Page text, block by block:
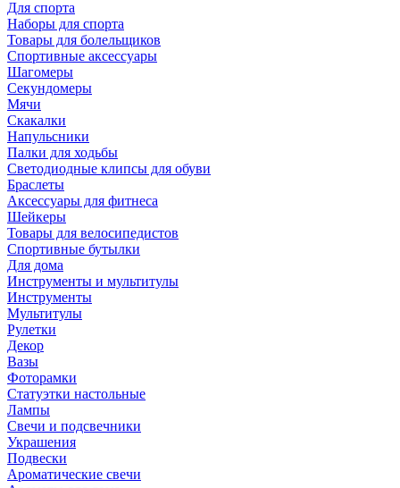
Для спорта
Наборы для спорта
Товары для болельщиков
Спортивные аксессуары
Шагомеры
Секундомеры
Мячи
Скакалки
Напульсники
Палки для ходьбы
Светодиодные клипсы для обуви
Браслеты
Аксессуары для фитнеса
Шейкеры
Товары для велосипедистов
Спортивные бутылки
Для дома
Инструменты и мультитулы
Инструменты
Мультитулы
Рулетки
Декор
Вазы
Фоторамки
Статуэтки настольные
Лампы
Свечи и подсвечники
Украшения
Подвески
Ароматические свечи